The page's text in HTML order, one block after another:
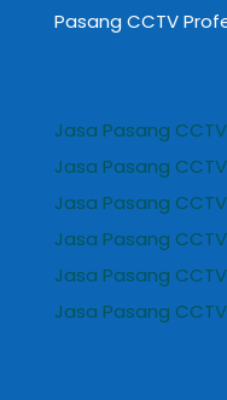
Pasang CCTV
Jasa Pasang
Jasa Pasang
Jasa Pasang
Jasa Pasang
Jasa Pasang
Jasa Pasang